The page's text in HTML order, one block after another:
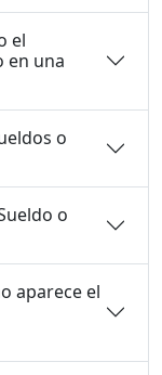
el
en una
o
o
aparece el